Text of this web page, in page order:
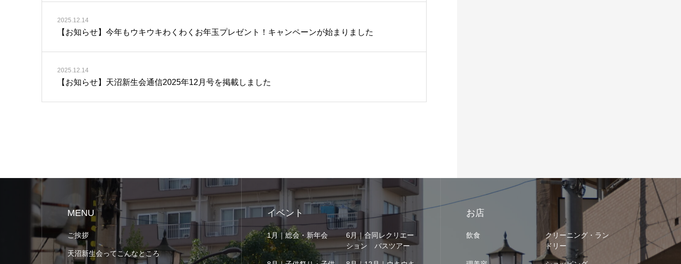
2025.12.14
【お知らせ】今年もウキウキわくわくお年玉プレゼント！キャンペーンが始まりました
2025.12.14
【お知らせ】天沼新生会通信2025年12月号を掲載しました
MENU
ご挨拶
天沼新生会ってこんなところ
イベント
1月｜総会・新年会
6月｜合同レクリエー
ション バスツアー
お店
飲食
クリーニング・ラン
ドリー